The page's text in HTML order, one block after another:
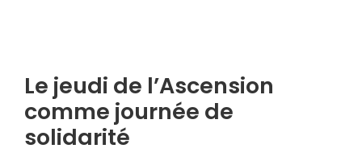
Le jeudi de l’Ascension
comme journée de
solidarité